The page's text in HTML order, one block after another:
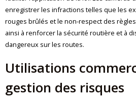
enregistrer les infractions telles que les
rouges brûlés et le non-respect des
ainsi à renforcer la sécurité routière et à
dangereux sur les routes.
Utilisations
gestion des risques